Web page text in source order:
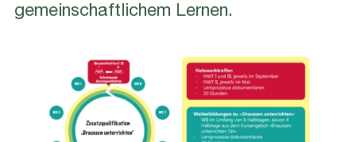
gemeinschaftlichem Lernen.